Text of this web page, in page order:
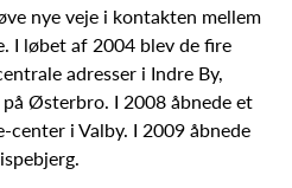
nye veje i kontakten mellem
I løbet af 2004 blev de fire
adresser i Indre By,
på Østerbro. I 2008 åbnede et
center i Valby. I 2009 åbnede